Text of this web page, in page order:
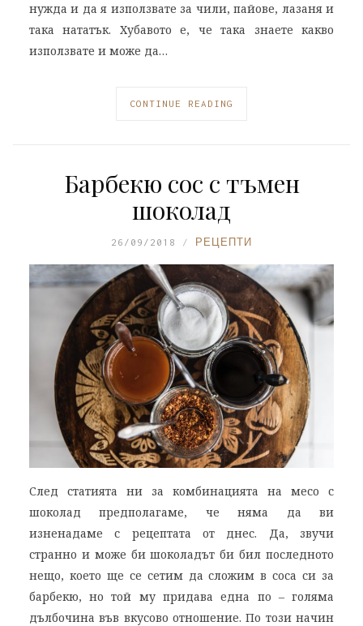
нужда и да я използвате за чили, пайове, лазаня и
така нататък. Хубавото е, че така знаете какво
използвате и може да…
CONTINUE READING
Барбекю сос с тъмен
шоколад
26/09/2018 РЕЦЕПТИ
След статията ни за комбинацията на месо с
шоколад предполагаме, че няма да ви
изненадаме с рецептата от днес. Да, звучи
странно и може би шоколадът би бил последното
нещо, което ще се сетим да сложим в соса си за
барбекю, но той му придава една по – голяма
дълбочина във вкусово отношение. По този начин